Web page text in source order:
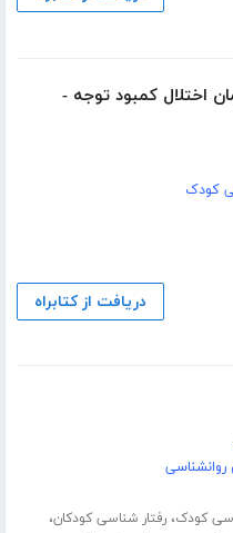
اختلال کمبود توجه -
کودک
دریافت از کتابراه
کودک،رفتار شناسی کودکان،